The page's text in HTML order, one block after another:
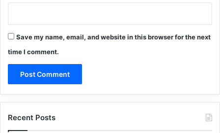
Save my name, email, and website in this browser for the next
time I comment.
Recent Posts